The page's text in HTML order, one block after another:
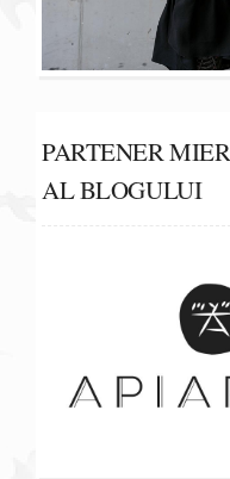
PARTENER
AL BLOGULUI